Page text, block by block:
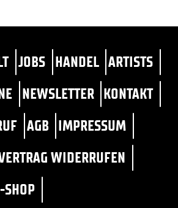
JOBS HANDEL ARTISTS
NEWSLETTER KONTAKT
AGB IMPRESSUM
WIDERRUFEN
SHOP